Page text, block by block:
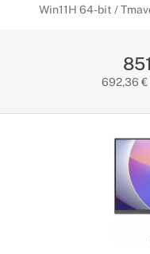
Win11H 64-bit /
692,36 €